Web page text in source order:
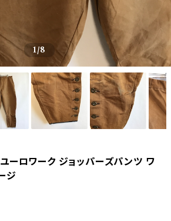
1/8
ーロワーク ジョッパーズパンツ ワ
ジ